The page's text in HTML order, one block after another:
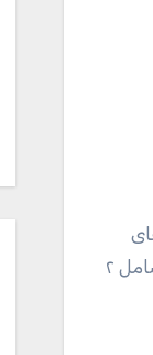
استایل خود را به رنگ طوسی تیره، صورتی کمرنگ، یا سبزآبی انتخاب کنید. همانطور که مشاهده می‌کنید این مدل هودی شامل ۲